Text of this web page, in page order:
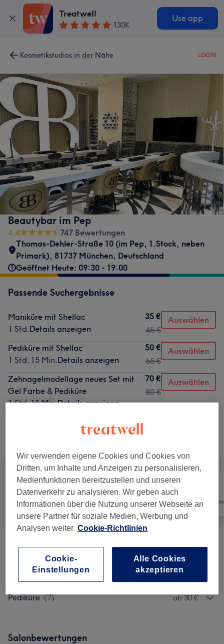
Treatwell
130K
Use app
Kosmetikstudios in der Nähe LOGIN
Beautybar im Pep
4,4
747 Bewertungen
Thomas-Dehler-Straße 10 (im Pep, 1.Stock, neben
Primark), 81737 München, Deutschland
Geöffnet Heute: 09:30 - 19:00
Passende Suchergebnisse
Maniküre mit Shellac
1 Std.Details anzeigen
35 €
45 €
Auswählen
Pediküre mit Shellac
1 Std. 15 Min.Details anzeigen
50 €
65 €
Auswählen
Zehnagelmodellage neues Set mit
Gel Farbe & Pediküre
1 Std. 15 Min.Details anzeigen
70 €
80 €
Auswählen
Nicht gefunden wonach du gesucht hast?
Alle Nägel
Promo Pakete (8) ab 35 €
Maniküre & Nagelverlängerungen (37) ab 1 €
Pediküre (7) ab 30 €
Salonbewertungen
Wir verwenden eigene Cookies und Cookies von
Dritten, um Inhalte und Anzeigen zu personalisieren,
Medienfunktionen bereitzustellen und unseren
Datenverkehr zu analysieren. Wir geben auch
Informationen über die Nutzung unserer Webseite an
unsere Partner für soziale Medien, Werbung und
Analysen weiter. Cookie-Richtlinien
Cookie-
Einstellungen
Alle Cookies
akzeptieren